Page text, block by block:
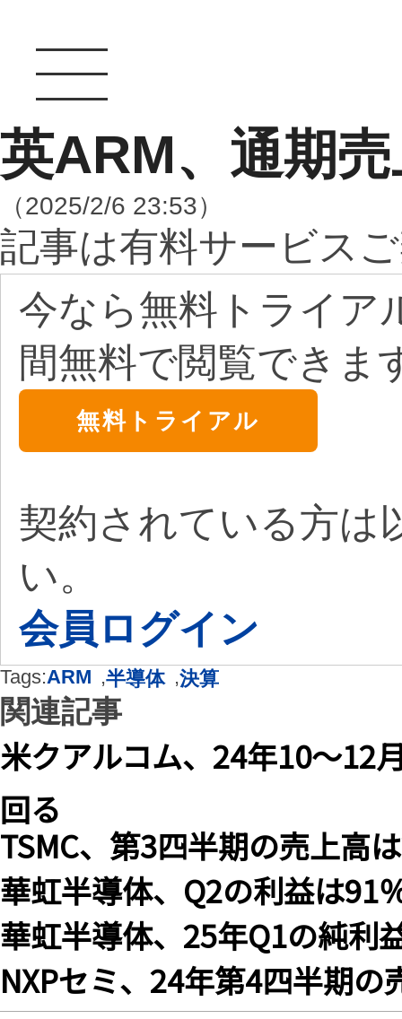
英ARM、通期
（2025/2/6 23:53）
記事は有料サービス
今なら無料トライア
間無料で閲覧できま
無料トライアル
契約されている方は
い。
会員ログイン
Tags:ARM ,半導体 ,決算
関連記事
米クアルコム、24年10〜12
回る
TSMC、第3四半期の売上高
華虹半導体、Q2の利益は91
華虹半導体、25年Q1の純利
NXPセミ、24年第4四半期